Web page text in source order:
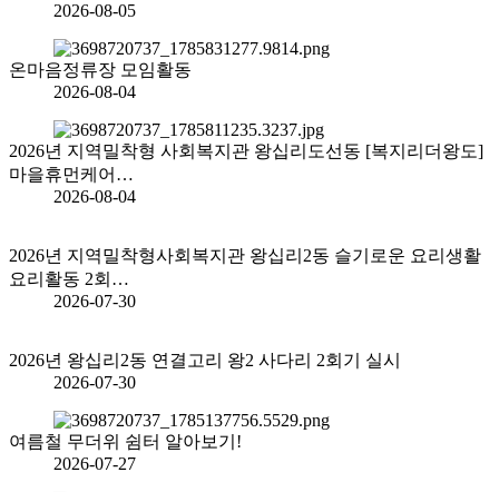
2026-08-05
온마음정류장 모임활동
2026-08-04
2026년 지역밀착형 사회복지관 왕십리도선동 [복지리더왕도]
마을휴먼케어…
2026-08-04
2026년 지역밀착형사회복지관 왕십리2동 슬기로운 요리생활
요리활동 2회…
2026-07-30
2026년 왕십리2동 연결고리 왕2 사다리 2회기 실시
2026-07-30
여름철 무더위 쉼터 알아보기!
2026-07-27